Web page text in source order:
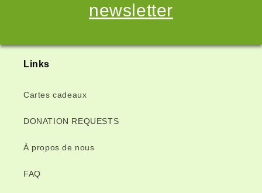
newsletter
Links
Cartes cadeaux
DONATION REQUESTS
À propos de nous
FAQ